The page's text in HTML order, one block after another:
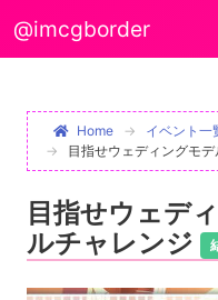
@imcgborder
Home
イベント一
目指せウェディングモ
目指せウェデ
ルチャレンジ